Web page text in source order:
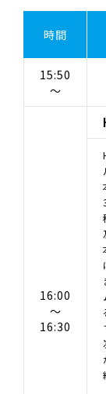
時間
15:50
～
16:00
～
16:30